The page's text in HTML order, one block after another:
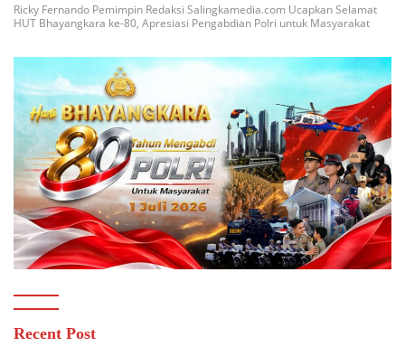
Ricky Fernando Pemimpin Redaksi Salingkamedia.com Ucapkan Selamat
HUT Bhayangkara ke-80, Apresiasi Pengabdian Polri untuk Masyarakat
Recent Post